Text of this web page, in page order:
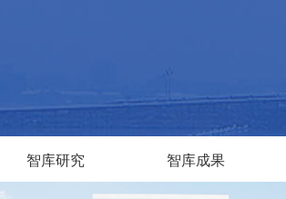
智库研究 智库成果